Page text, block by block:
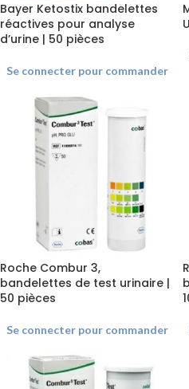
Bayer Ketostix bandelettes
réactives pour analyse
d’urine | 50 pièces
Se connecter pour commander
Roche Combur 3,
bandelettes de test urinaire |
50 pièces
Se connecter pour commander